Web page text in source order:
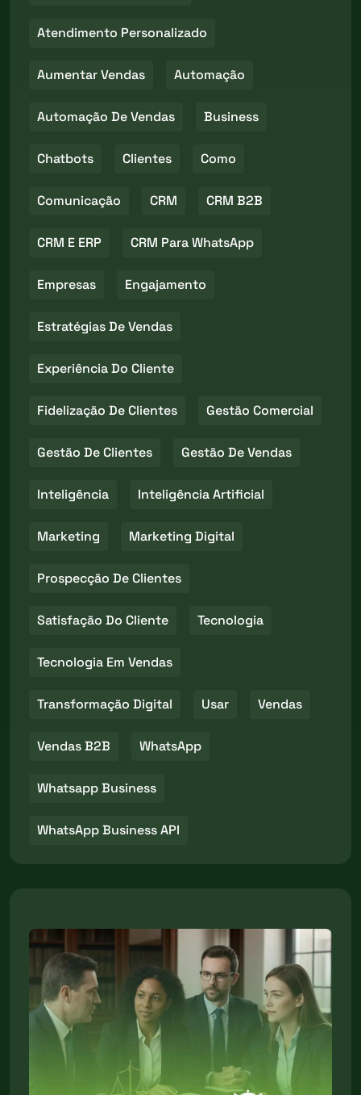
Atendimento Personalizado
Aumentar Vendas Automação
Automação De Vendas Business
Chatbots Clientes Como
Comunicação CRM CRM B2B
CRM E ERP CRM Para WhatsApp
Empresas Engajamento
Estratégias De Vendas
Experiência Do Cliente
Fidelização De Clientes Gestão Comercial
Gestão De Clientes Gestão De Vendas
Inteligência Inteligência Artificial
Marketing Marketing Digital
Prospecção De Clientes
Satisfação Do Cliente Tecnologia
Tecnologia Em Vendas
Transformação Digital Usar Vendas
Vendas B2B WhatsApp
Whatsapp Business
WhatsApp Business API